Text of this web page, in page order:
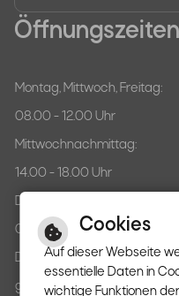
Öffnungszeiten
Montag, Mittwoch, Freitag:
08.00 - 12.00 Uhr
Mittwochnachmittag:
14.00 - 18.00 Uhr
Donnerstag:
07.30 - 12.00 Uhr
Dienstag:
ganztägig geschlossen
Cookies
Auf dieser Webseite
essentielle Daten in
wichtige Funktionen